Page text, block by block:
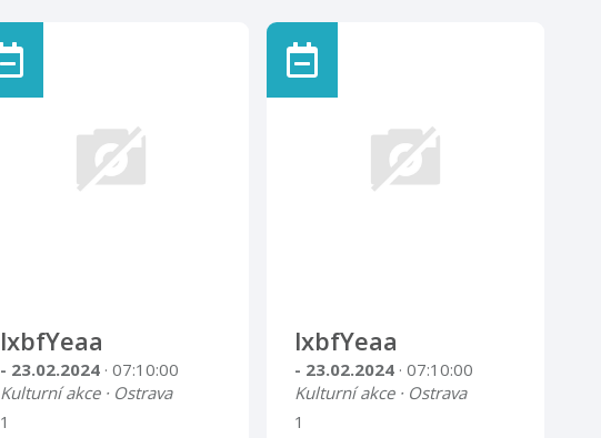
lxbfYeaa
- 23.02.2024 · 07:10:00
Kulturní akce · Ostrava
1
lxbfYeaa
- 23.02.2024 · 07:10:00
Kulturní akce · Ostrava
1